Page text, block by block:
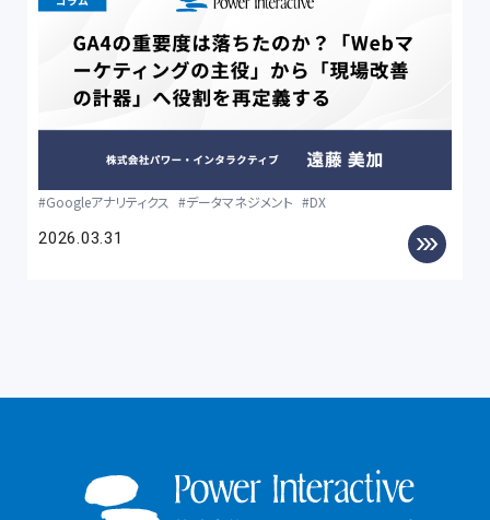
Googleアナリティクス データマネジメント DX
2026.03.31